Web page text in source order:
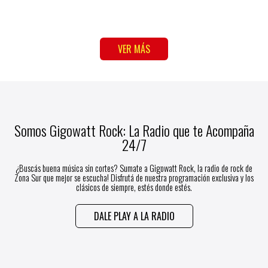
VER MÁS
Somos Gigowatt Rock: La Radio que te Acompaña
24/7
¿Buscás buena música sin cortes? Sumate a Gigowatt Rock, la radio de rock de
Zona Sur que mejor se escucha! Disfrutá de nuestra programación exclusiva y los
clásicos de siempre, estés donde estés.
DALE PLAY A LA RADIO